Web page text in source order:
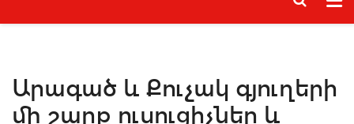
Արագած և Քուչակ գյուղերի
մի շարք ուսուցիչներ և